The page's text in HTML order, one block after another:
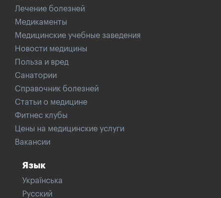
Лечение болезней
Медикаменты
Медицинские учебные заведения
Новости медицины
Польза и вред
Санатории
Справочник болезней
Статьи о медицине
Фитнес клубы
Цены на медицинские услуги
Вакансии
Язык
Українська
Русский